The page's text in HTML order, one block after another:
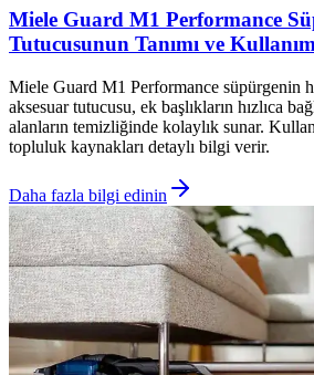
Miele Guard M1 Performance
Tutucusunun Tanımı ve
Miele Guard M1 Performance süpürgenin
aksesuar tutucusu, ek başlıkların hızlıca
alanların temizliğinde kolaylık sunar.
topluluk kaynakları detaylı bilgi verir.
Daha fazla bilgi edinin